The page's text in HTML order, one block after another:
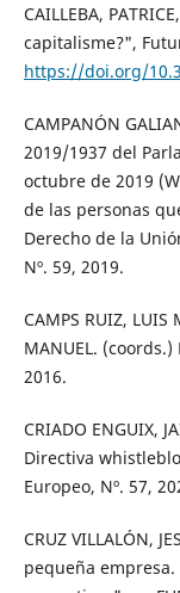
CAILLEBA,
capitalisme?",
https://doi.org/
CAMPANÓN
2019/1937 del
octubre de 2019
de las personas
Derecho de la
Nº. 59, 2019.
CAMPS RUIZ, LUIS
MANUEL.
2016.
CRIADO ENGUIX,
Directiva
Europeo, Nº. 57,
CRUZ VILLALÓN,
pequeña